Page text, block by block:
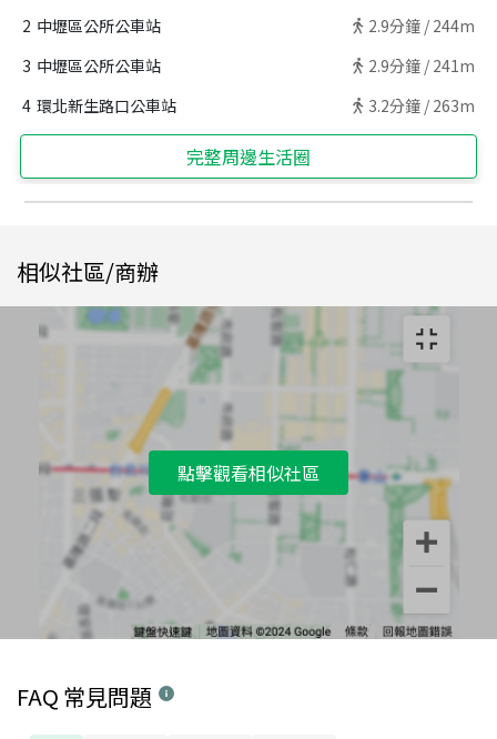
2 中壢區公所公車站 2.9分鐘 / 244m
3 中壢區公所公車站 2.9分鐘 / 241m
4 環北新生路口公車站 3.2分鐘 / 263m
完整周邊生活圈
相似社區/商辦
點擊觀看相似社區
FAQ 常見問題